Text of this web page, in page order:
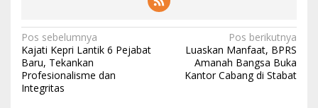
N
a
v
Pos sebelumnya
Kajati Kepri Lantik 6 Pejabat
Baru, Tekankan
Profesionalisme dan
Integritas
Pos berikutnya
Luaskan Manfaat, BPRS
Amanah Bangsa Buka
Kantor Cabang di Stabat